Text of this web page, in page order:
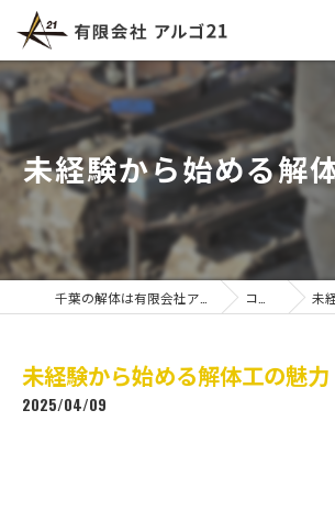
未経験から始める解
コラム 未
未経験から始める解体工の魅力
2025/04/09